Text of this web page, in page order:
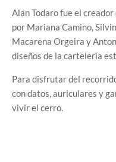
Alan Todaro fue el
por Mariana Camino,
Macarena Orgeira y
diseños de la cartelería
Para disfrutar del
con datos, auriculares y
vivir el cerro.